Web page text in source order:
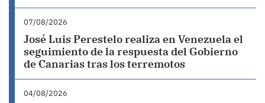
07/08/2026
José Luis Perestelo realiza en Venezuela el
seguimiento de la respuesta del Gobierno
de Canarias tras los terremotos
04/08/2026